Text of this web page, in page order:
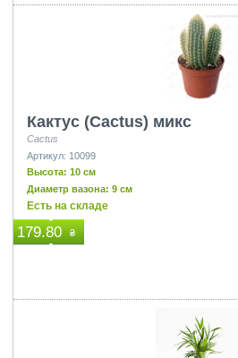
Кактус (Cactus) микс
Cactus
Артикул: 10099
Высота: 10 см
Диаметр вазона: 9 см
Есть на складе
179.80 ₴